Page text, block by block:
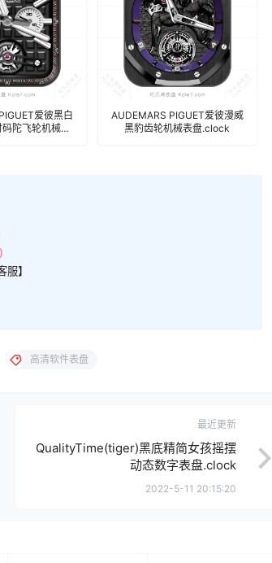
爱彼黑白
陀飞轮机械表
AUDEMARS PIGUET爱彼漫威
黑豹齿轮机械表盘.clock
】
高清软件表盘
最近更新
QualityTime(tiger)黑底精简女孩摇摆
动态数字表盘.clock
2022-5-11 20:15:20